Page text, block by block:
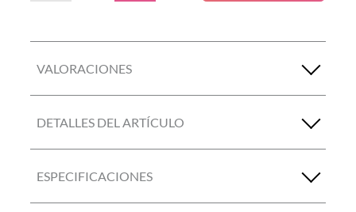
VALORACIONES
DETALLES DEL ARTÍCULO
ESPECIFICACIONES